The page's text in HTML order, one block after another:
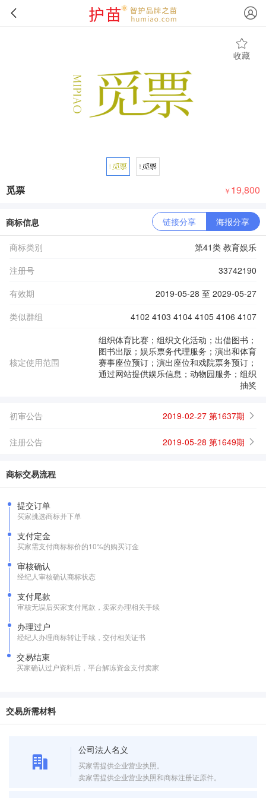
收藏
觅票 ￥ 19,800
商标信息 链接分享 海报分享
商标类别
第41类 教育娱乐
注册号
33742190
有效期
2019-05-28 至 2029-05-27
类似群组
4102 4103 4104 4105 4106 4107
核定使用范围
组织体育比赛；组织文化活动；出借图书；
图书出版；娱乐票务代理服务；演出和体育
赛事座位预订；演出座位和戏院票务预订；
通过网站提供娱乐信息；动物园服务；组织
抽奖
初审公告 2019-02-27 第1637期
注册公告 2019-05-28 第1649期
商标交易流程
提交订单
买家挑选商标并下单
支付定金
买家需支付商标标价的10%的购买订金
审核确认
经纪人审核确认商标状态
支付尾款
审核无误后买家支付尾款，卖家办理相关手续
办理过户
经纪人办理商标转让手续，交付相关证书
交易结束
买家确认过户资料后，平台解冻资金支付卖家
交易所需材料
公司法人名义
买家需提供企业营业执照。
卖家需提供企业营业执照和商标注册证原件。